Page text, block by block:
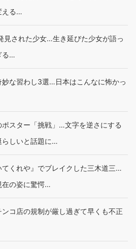
える…
見された少女…生き延びた少女が語っ
る…
妙な習わし3選…日本はこんなに怖かっ
ポスター「挑戦」…文字を逆さにする
らしいと話題に…
てくれや』でブレイクした三木道三…
在の姿に驚愕…
ンコ店の規制が厳し過ぎて早くも不正